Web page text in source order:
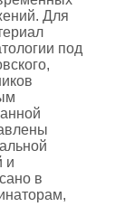
Для
под
и
в